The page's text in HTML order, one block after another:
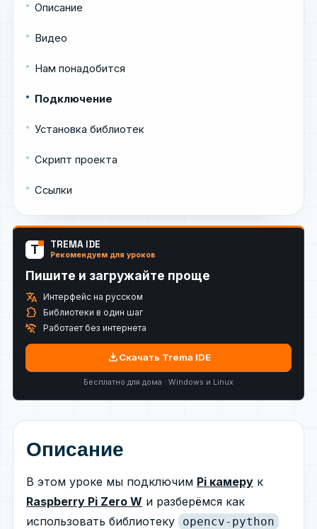
Описание
Видео
Нам понадобится
Подключение
Установка библиотек
Cкрипт проекта
Ссылки
T TREMA IDE
Рекомендуем для уроков
Пишите и загружайте проще
translate Интерфейс на русском
extension Библиотеки в один шаг
wifi_off Работает без интернета
downloadСкачать Trema IDE
Бесплатно для дома · Windows и Linux
Описание
В этом уроке мы подключим Pi камеру к
Raspberry Pi Zero W и разберёмся как
использовать библиотеку
opencv-python